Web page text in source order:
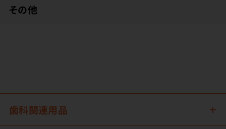
その他
歯科関連用品